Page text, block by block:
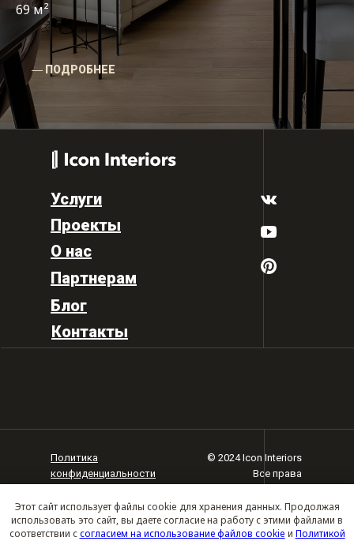
Этот сайт использует файлы cookie для хранения данных. Продолжая
использовать это сайт, вы даете согласие на работу с этими файлами в
соответствии ссогласием на использование файлов cookie и Политикой
69 м²
― ПОДРОБНЕЕ
© 2024 Icon Interiors
Все права
Услуги
Проекты
О нас
Партнерам
Политика
конфиденциальности
Контакты
Блог